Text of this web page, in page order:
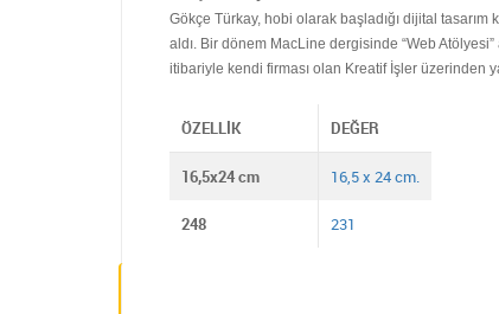
Gökçe Türkay, hobi olarak başladığı dijital
aldı. Bir dönem MacLine dergisinde “Web
itibariyle kendi firması olan Kreatif İşler üzerinden
ÖZELLIK DEĞER
16,5x24 cm 16,5 x 24 cm.
248 231